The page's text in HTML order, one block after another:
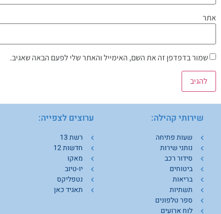
אתר
שמור בדפדפן זה את השם, האימייל והאתר שלי לפעם הבאה שאגיב.
שירותי קהילה:
שעות פתיחה
נותני שירות
סידור רכב
ביטוחים
בריאות
תשתיות
ספר טלפונים
לוח ארועים
ערוצים לצפייה:
רשת 13
חדשות 12
מאקו
יו-טיוב
נטפליקס
תאגיד כאן